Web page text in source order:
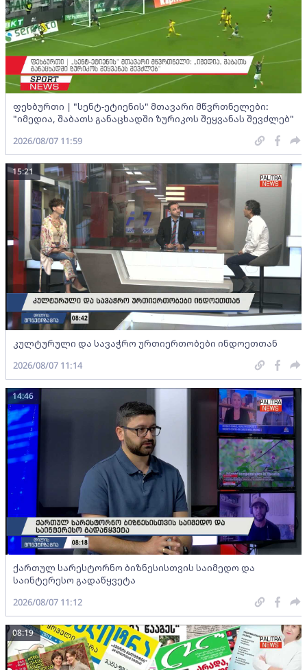
ფეხბურთი | "სენტ-ეტიენის" მთავარი მწვრთნელები:
"იმედია, შაბათს განაცხადში ზურიკოს შეყვანას შევძლებ"
2026/08/07 11:59
კულტურული და სავაჭრო ურთიერთობები ინდოეთთან
15:21
2026/08/07 11:14
ქართულ სარესტორნო ბიზნესისთვის საიმედო და
საინტერესო გადაწყვეტა
14:46
2026/08/07 11:12
08:19